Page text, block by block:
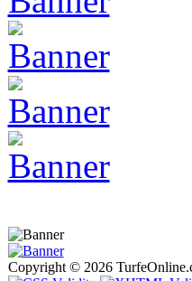
Copyright © 2026